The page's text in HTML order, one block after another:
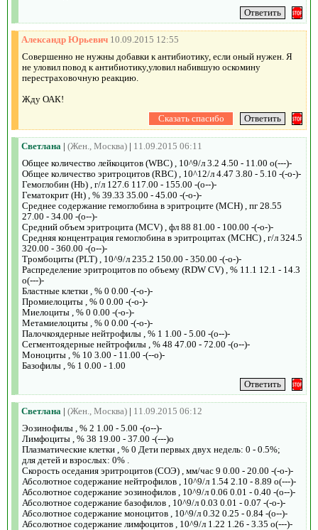
Александр Юрьевич 10.09.2015 12:55
Совершенно не нужны добавки к антибиотику, если оный нужен. Я
не уловил повод к антибиотику,уловил набившую оскомину
перестраховочную реакцию.
Жду ОАК!
Светлана | (Жен., Москва) | 11.09.2015 06:11
Общее количество лейкоцитов (WBC) , 10^9/л 3.2 4.50 - 11.00 o(---)-
Общее количество эритроцитов (RBC) , 10^12/л 4.47 3.80 - 5.10 -(-o-)-
Гемоглобин (Hb) , г/л 127.6 117.00 - 155.00 -(o--)-
Гематокрит (Ht) , % 39.33 35.00 - 45.00 -(-o-)-
Среднее содержание гемоглобина в эритроците (MCH) , пг 28.55
27.00 - 34.00 -(o--)-
Средний объем эритроцита (MCV) , фл 88 81.00 - 100.00 -(-o-)-
Средняя концентрация гемоглобина в эритроцитах (MCHC) , г/л 324.5
320.00 - 360.00 -(o--)-
Тромбоциты (PLT) , 10^9/л 235.2 150.00 - 350.00 -(-o-)-
Распределение эритроцитов по объему (RDW CV) , % 11.1 12.1 - 14.3
o(---)-
Бластные клетки , % 0 0.00 -(-o-)-
Промиелоциты , % 0 0.00 -(-o-)-
Миелоциты , % 0 0.00 -(-o-)-
Метамиелоциты , % 0 0.00 -(-o-)-
Палочкоядерные нейтрофилы , % 1 1.00 - 5.00 -(o--)-
Сегментоядерные нейтрофилы , % 48 47.00 - 72.00 -(o--)-
Моноциты , % 10 3.00 - 11.00 -(--o)-
Базофилы , % 1 0.00 - 1.00
Светлана | (Жен., Москва) | 11.09.2015 06:12
Эозинофилы , % 2 1.00 - 5.00 -(o--)-
Лимфоциты , % 38 19.00 - 37.00 -(---)o
Плазматические клетки , % 0 Дети первых двух недель: 0 - 0.5%;
для детей и взрослых: 0% .
Скорость оседания эритроцитов (СОЭ) , мм/час 9 0.00 - 20.00 -(-o-)-
Абсолютное содержание нейтрофилов , 10^9/л 1.54 2.10 - 8.89 o(---)-
Абсолютное содержание эозинофилов , 10^9/л 0.06 0.01 - 0.40 -(o--)-
Абсолютное содержание базофилов , 10^9/л 0.03 0.01 - 0.07 -(-o-)-
Абсолютное содержание моноцитов , 10^9/л 0.32 0.25 - 0.84 -(o--)-
Абсолютное содержание лимфоцитов , 10^9/л 1.22 1.26 - 3.35 o(---)-